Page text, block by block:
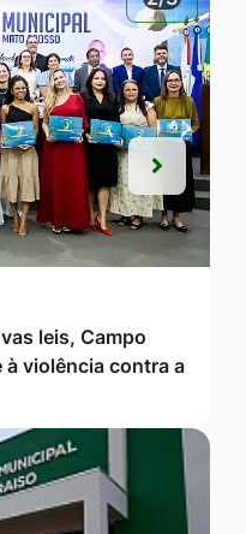
leis, Campo
à violência contra a
Próxima